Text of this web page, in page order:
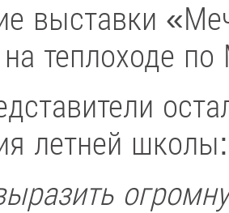
выставки
на теплоходе
летней школы: